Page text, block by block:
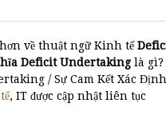
về thuật ngữ Kinh tế
Deficit Undertaking là
/ Sự Cam Kết Xác
, IT được cập nhật liên tục